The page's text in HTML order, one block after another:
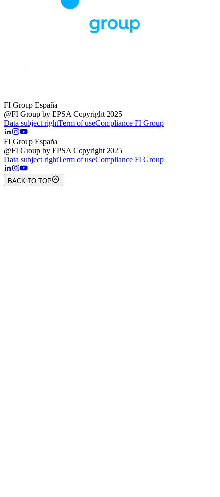
FI Group España
@FI Group by EPSA Copyright 2025
Data subject rightTerm of useCompliance FI Group
FI Group España
@FI Group by EPSA Copyright 2025
Data subject rightTerm of useCompliance FI Group
BACK TO TOP